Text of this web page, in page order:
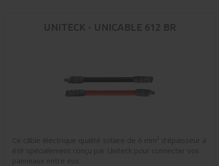
UNITECK - UNICABLE 612 BR
Ce câble électrique qualité solaire de 6 mm² d'épaisseur à
été spécialement conçu par Uniteck pour connecter vos
panneaux entre eux.